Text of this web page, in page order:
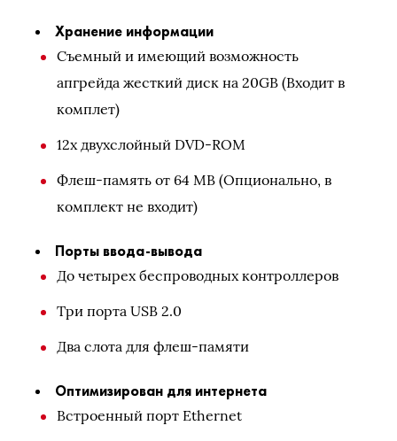
Хранение информации
Съемный и имеющий возможность
апгрейда жесткий диск на 20GB (Входит в
комплет)
12x двухслойный DVD-ROM
Флеш-память от 64 MB (Опционально, в
комплект не входит)
Порты ввода-вывода
До четырех беспроводных контроллеров
Три порта USB 2.0
Два слота для флеш-памяти
Оптимизирован для интернета
Встроенный порт Ethernet